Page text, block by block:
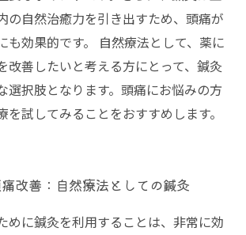
の自然治癒力を引き出すため、頭痛が
も効果的です。 自然療法として、薬に
改善したいと考える方にとって、鍼灸
選択肢となります。頭痛にお悩みの方
を試してみることをおすすめします。
改善：自然療法としての鍼灸
めに鍼灸を利用することは、非常に効